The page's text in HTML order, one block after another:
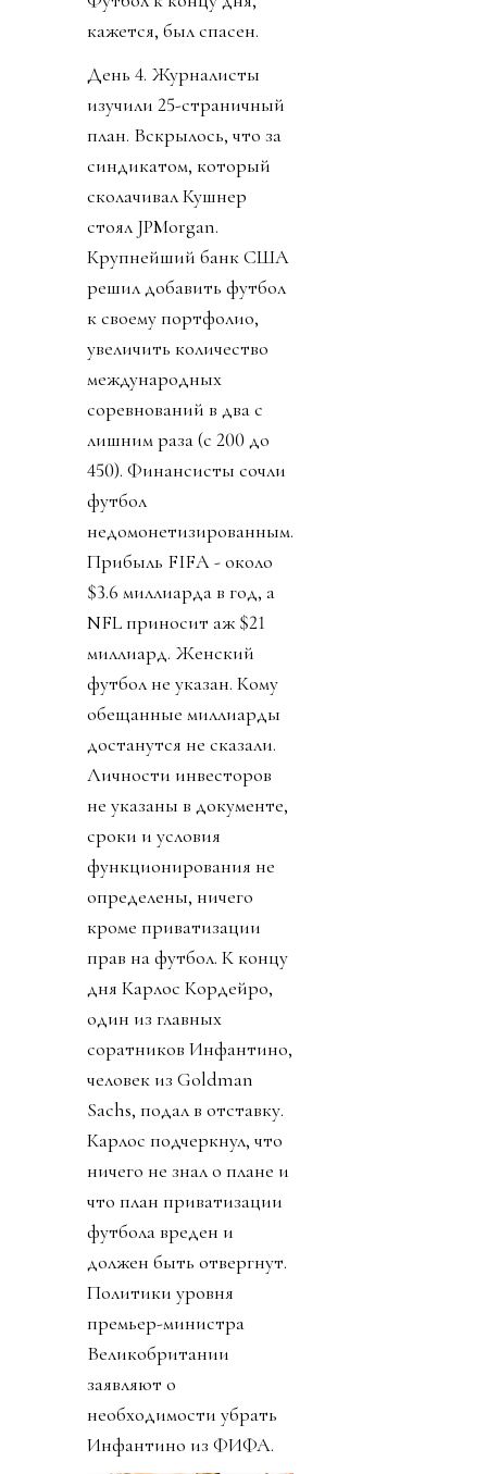
кажется, был спасен.
День 4. Журналисты
изучили 25-страничный
план. Вскрылось, что за
синдикатом, который
сколачивал Кушнер
стоял JPMorgan.
Крупнейший банк США
решил добавить футбол
к своему портфолио,
увеличить количество
международных
соревнований в два с
лишним раза (с 200 до
450). Финансисты сочли
футбол
недомонетизированным.
Прибыль FIFA - около
$3.6 миллиарда в год, а
NFL приносит аж $21
миллиард. Женский
футбол не указан. Кому
обещанные миллиарды
достанутся не сказали.
Личности инвесторов
не указаны в документе,
сроки и условия
функционирования не
определены, ничего
кроме приватизации
прав на футбол. К концу
дня Карлос Кордейро,
один из главных
соратников Инфантино,
человек из Goldman
Sachs, подал в отставку.
Карлос подчеркнул, что
ничего не знал о плане и
что план приватизации
футбола вреден и
должен быть отвергнут.
Политики уровня
премьер-министра
Великобритании
заявляют о
необходимости убрать
Инфантино из ФИФА.